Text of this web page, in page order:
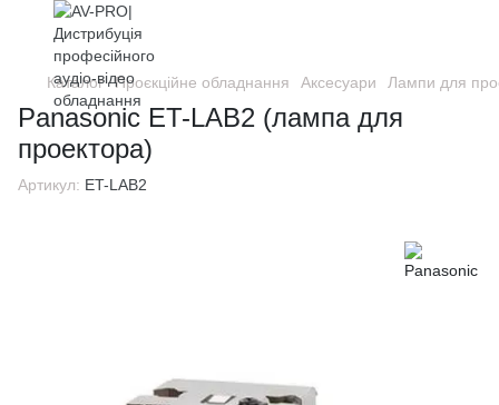
Каталог Проєкційне обладнання Аксесуари Лампи для
Panasonic ET-LAB2 (лампа для
проектора)
Артикул: ET-LAB2